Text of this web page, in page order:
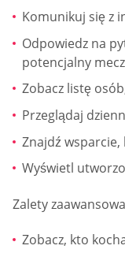
Komunikuj się z
Odpowiedz na
potencjalny
Zobacz listę
Przeglądaj
Znajdź wsparcie,
Wyświetl
Zalety
Zobacz, kto